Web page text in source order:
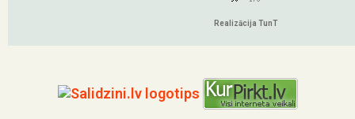
Realizācija TunT